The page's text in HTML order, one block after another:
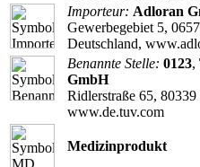
Importeur: Adloran
Gewerbegebiet 5,
Deutschland,
Benannte Stelle: 0123,
GmbH
Ridlerstraße 65,
www.de.tuv.com
Medizinprodukt